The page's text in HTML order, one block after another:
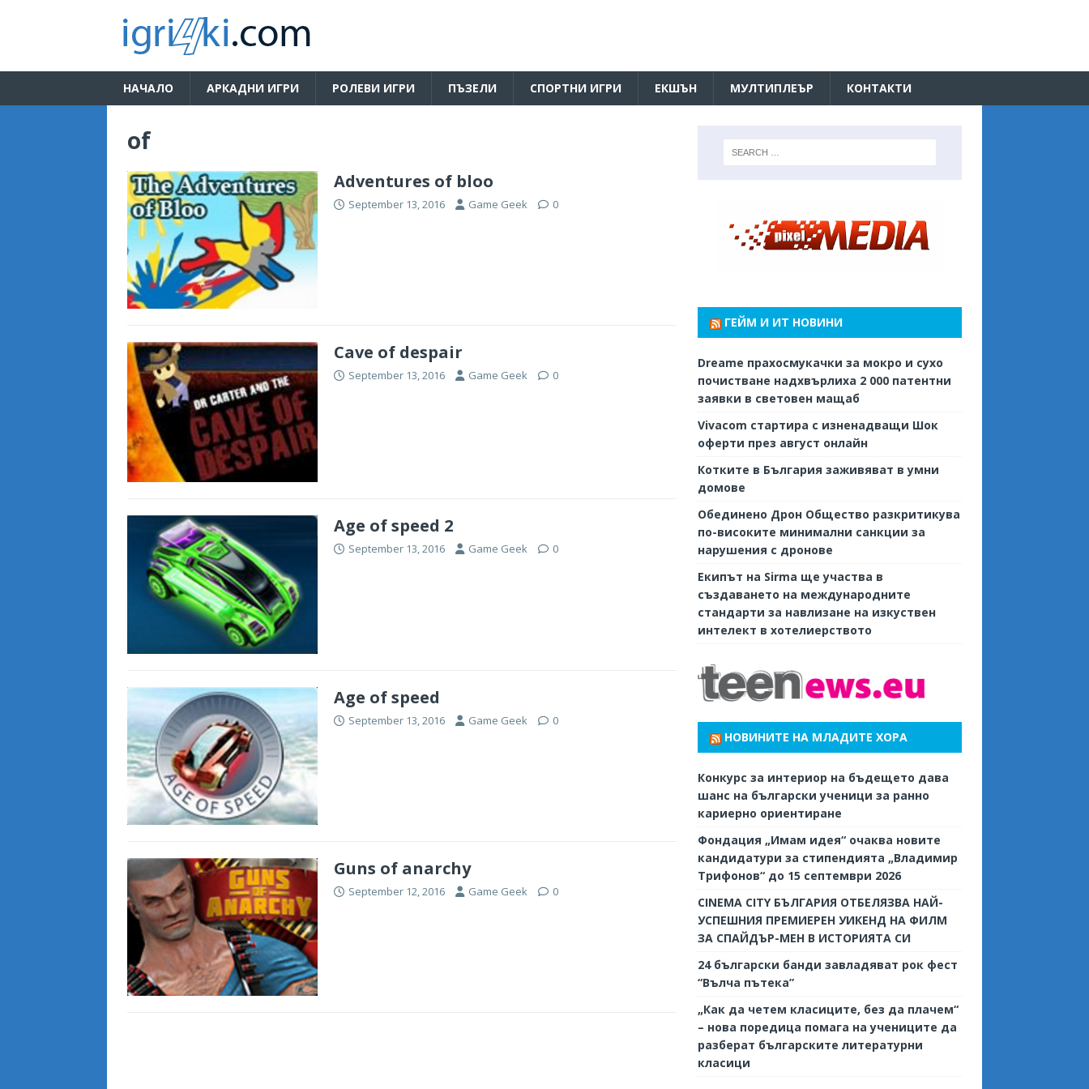
НАЧАЛО АРКАДНИ ИГРИ РОЛЕВИ ИГРИ ПЪЗЕЛИ СПОРТНИ ИГРИ ЕКШЪН МУЛТИПЛЕЪР КОНТАКТИ
of
Adventures of bloo
September 13, 2016 Game Geek 0
Cave of despair
September 13, 2016 Game Geek 0
Age of speed 2
September 13, 2016 Game Geek 0
Age of speed
September 13, 2016 Game Geek 0
Guns of anarchy
September 12, 2016 Game Geek 0
ГЕЙМ И ИТ НОВИНИ
Dreame прахосмукачки за мокро и сухо
почистване надхвърлиха 2 000 патентни
заявки в световен мащаб
Vivacom стартира с изненадващи Шок
оферти през август онлайн
Котките в България заживяват в умни
домове
Обединено Дрон Общество разкритикува
по-високите минимални санкции за
нарушения с дронове
Екипът на Sirma ще участва в
създаването на международните
стандарти за навлизане на изкуствен
интелект в хотелиерството
НОВИНИТЕ НА МЛАДИТЕ ХОРА
Конкурс за интериор на бъдещето дава
шанс на български ученици за ранно
кариерно ориентиране
Фондация „Имам идея“ очаква новите
кандидатури за стипендията „Владимир
Трифонов“ до 15 септември 2026
CINEMA CITY БЪЛГАРИЯ ОТБЕЛЯЗВА НАЙ-
УСПЕШНИЯ ПРЕМИЕРЕН УИКЕНД НА ФИЛМ
ЗА СПАЙДЪР-МЕН В ИСТОРИЯТА СИ
24 български банди завладяват рок фест
“Вълча пътека”
„Как да четем класиците, без да плачем“
– нова поредица помага на учениците да
разберат българските литературни
класици